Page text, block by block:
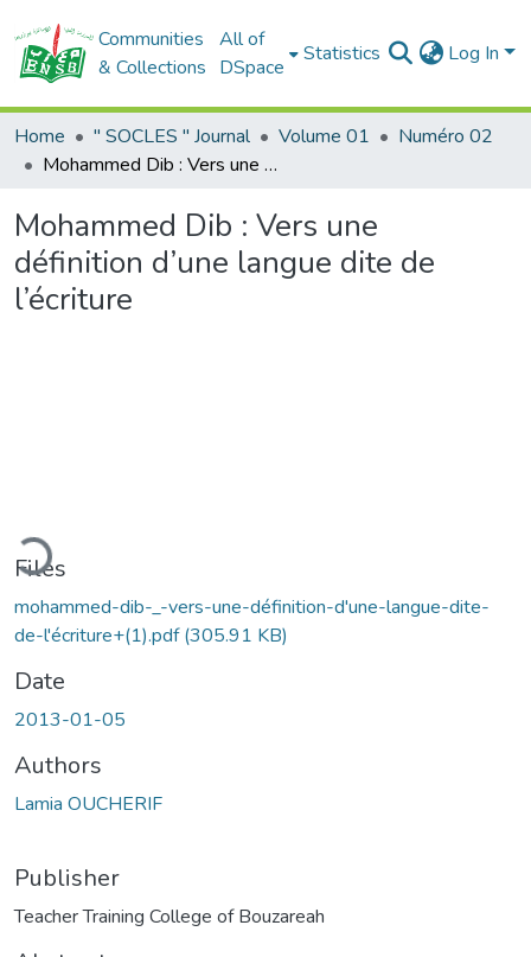
Communities
& Collections
All of
DSpace
Statistics Log In
Home " SOCLES " Journal Volume 01
Numéro 02
Mohammed Dib : Vers une définition d’une langue dite de l’écriture
Mohammed Dib : Vers une
définition d’une langue dite de
l’écriture
Files
mohammed-dib-_-vers-une-définition-d'une-langue-dite-
de-l'écriture+(1).pdf(305.91 KB)
Date
2013-01-05
Authors
Lamia OUCHERIF
Publisher
Teacher Training College of Bouzareah